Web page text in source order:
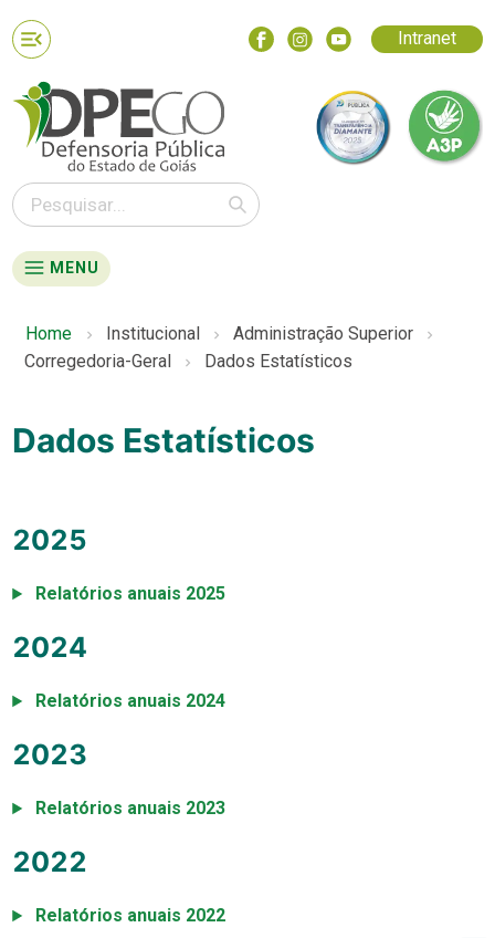
Intranet
MENU
Home Institucional
Administração Superior
Corregedoria-Geral
Dados Estatísticos
Dados Estatísticos
2025
Relatórios anuais 2025
2024
Relatórios anuais 2024
2023
Relatórios anuais 2023
2022
Relatórios anuais 2022